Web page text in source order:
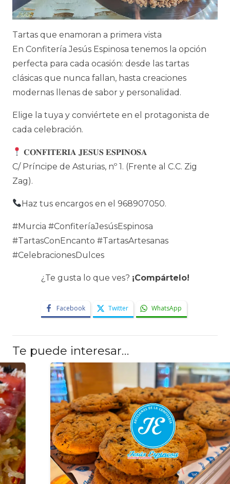
Tartas que enamoran a primera vista
En Confitería Jesús Espinosa tenemos la opción
perfecta para cada ocasión: desde las tartas
clásicas que nunca fallan, hasta creaciones
modernas llenas de sabor y personalidad.
Elige la tuya y conviértete en el protagonista de
cada celebración.
𝐂𝐎𝐍𝐅𝐈𝐓𝐄𝐑𝐈𝐀 𝐉𝐄𝐒𝐔𝐒 𝐄𝐒𝐏𝐈𝐍𝐎𝐒𝐀
C/ Príncipe de Asturias, nº 1. (Frente al C.C. Zig
Zag).
Haz tus encargos en el 968907050.
#Murcia #ConfiteríaJesúsEspinosa
#TartasConEncanto #TartasArtesanas
#CelebracionesDulces
¿Te gusta lo que ves? ¡Compártelo!
Facebook Twitter WhatsApp
Te puede interesar…